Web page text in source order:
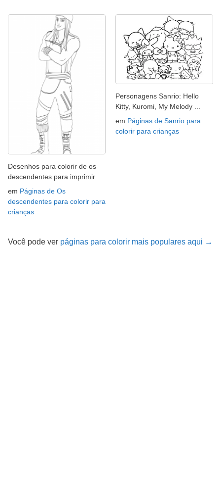
Desenhos para colorir de os
descendentes para imprimir
em Páginas de Os
descendentes para colorir para
crianças
Personagens Sanrio: Hello
Kitty, Kuromi, My Melody ...
em Páginas de Sanrio para
colorir para crianças
Você pode ver páginas para colorir mais populares aqui →